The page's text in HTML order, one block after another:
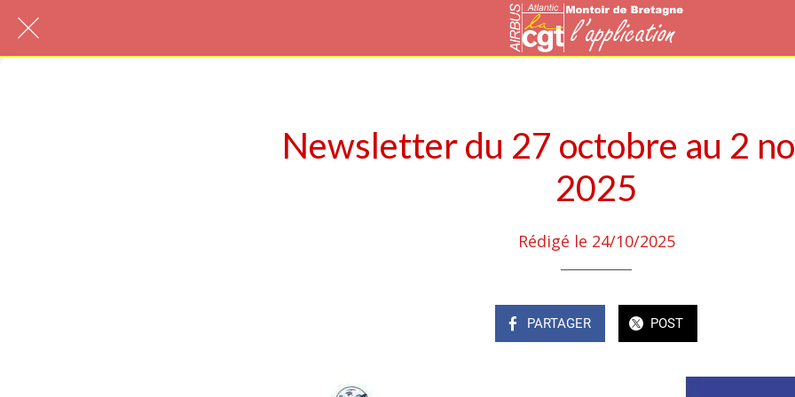
Newsletter du 27 octobre au 2
2025
Rédigé le 24/10/2025
PARTAGER POST